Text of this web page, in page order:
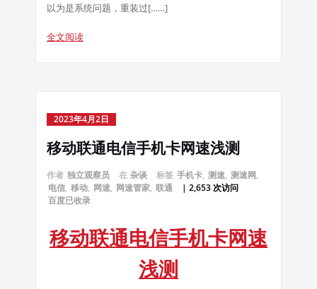
以为是系统问题，重装过[……]
全文阅读
2023年4月2日
移动联通电信手机卡网速浅测
作者 独立观察员 在 杂谈 标签 手机卡, 测速, 测速网,
电信, 移动, 网速, 网速管家, 联通
| 2,653 次访问
百度已收录
移动联通电信手机卡网速
浅测